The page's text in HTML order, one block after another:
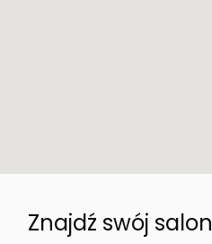
Znajdź swój salon